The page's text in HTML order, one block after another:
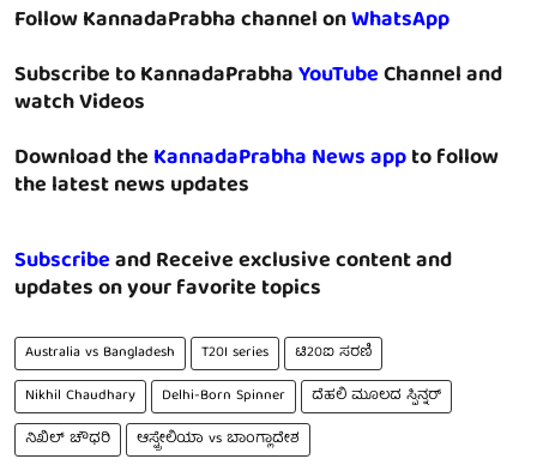
Follow KannadaPrabha channel onWhatsApp
Subscribe to KannadaPrabhaYouTubeChannel and
watch Videos
Download theKannadaPrabha News appto follow
the latest news updates
Subscribeand Receive exclusive content and
updates on your favorite topics
Australia vs Bangladesh T20I series
ಟಿ20ಐ ಸರಣಿ
Nikhil Chaudhary
Delhi-Born Spinner
ದೆಹಲಿ ಮೂಲದ ಸ್ಪಿನ್ನರ್
ನಿಖಿಲ್ ಚೌಧರಿ
ಆಸ್ಟ್ರೇಲಿಯಾ vs ಬಾಂಗ್ಲಾದೇಶ